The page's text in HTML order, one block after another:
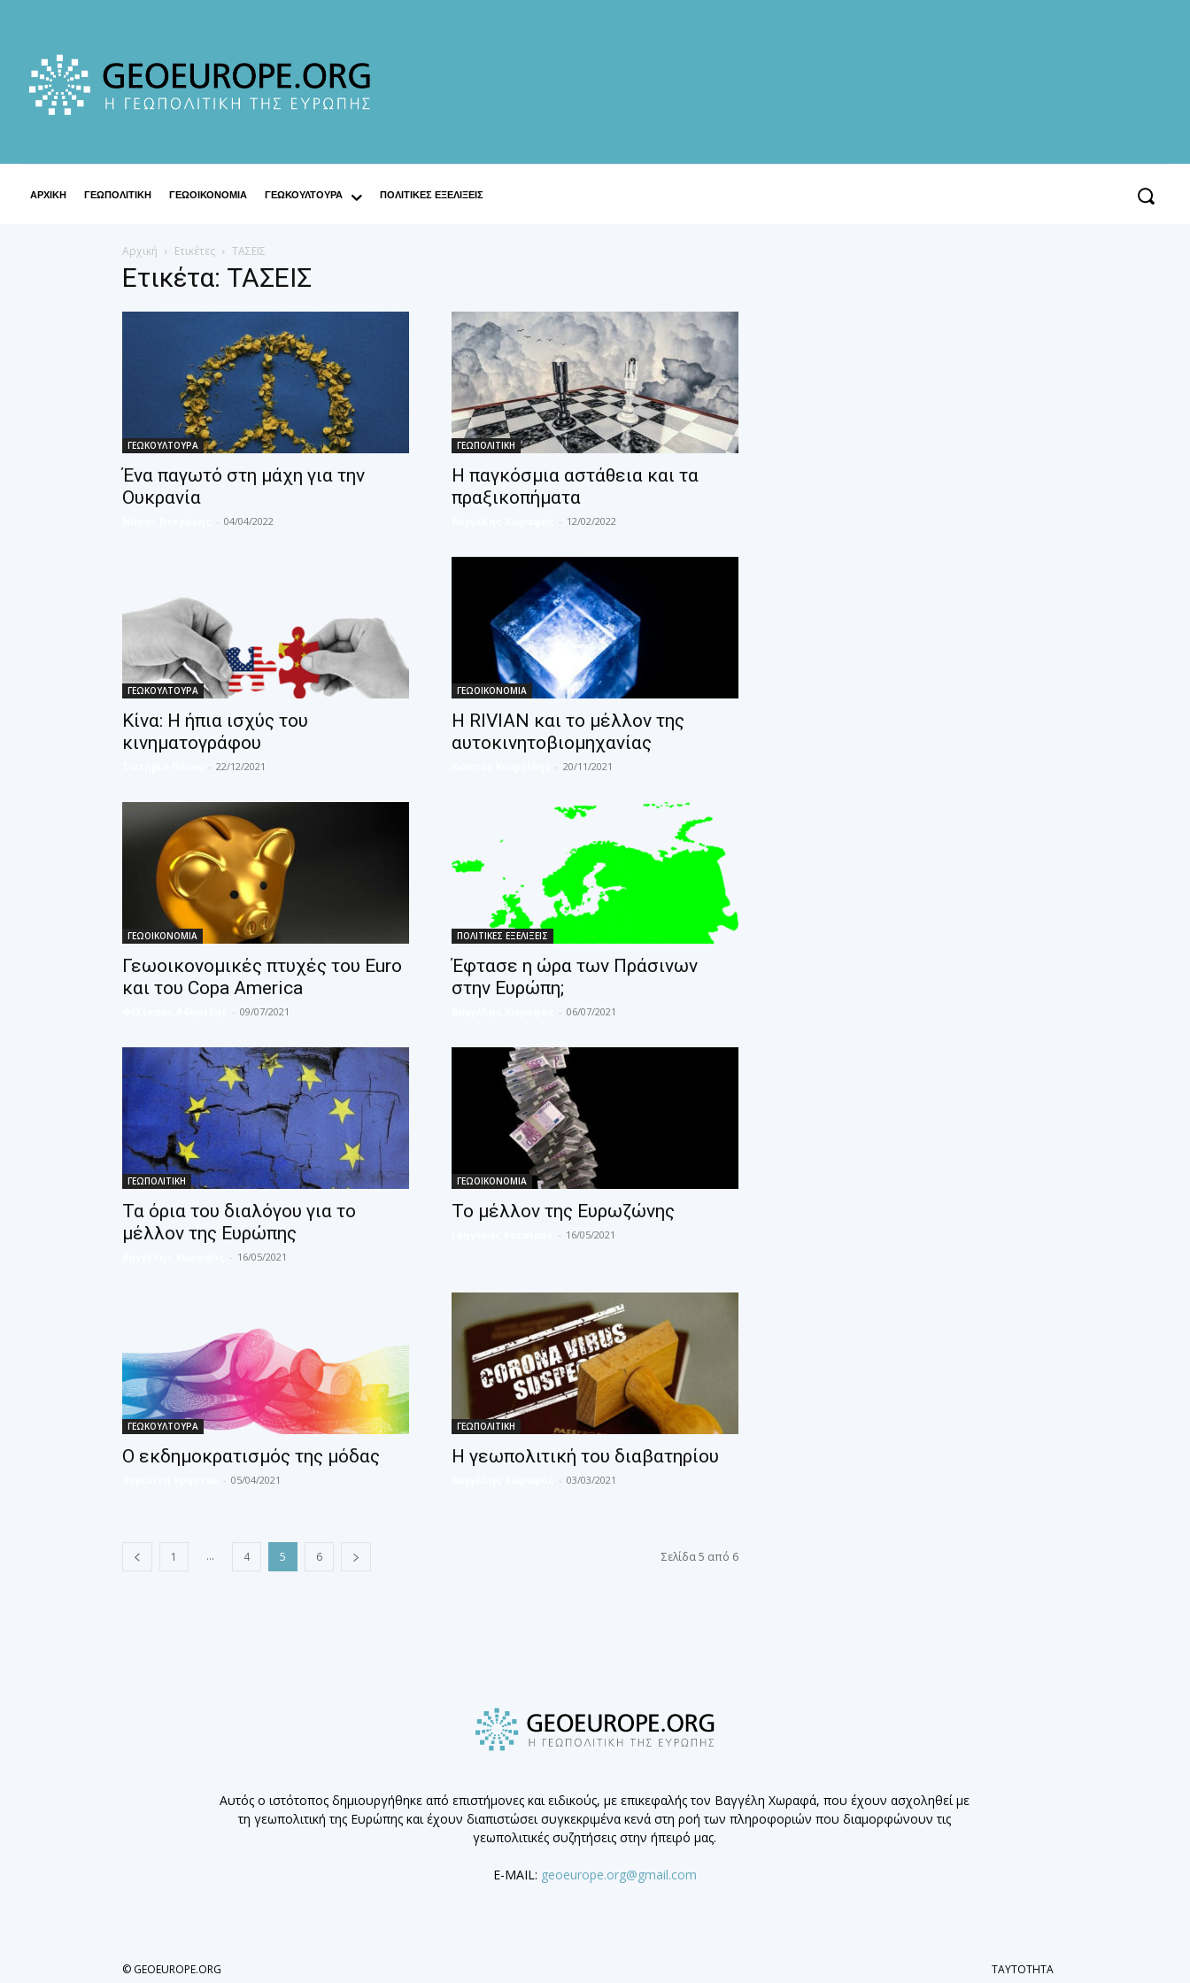
ΑΡΧΙΚΗ ΓΕΩΠΟΛΙΤΙΚΗ ΓΕΩΟΙΚΟΝΟΜΙΑ ΓΕΩΚΟΥΛΤΟΥΡΑ ΠΟΛΙΤΙΚΕΣ ΕΞΕΛΙΞΕΙΣ
Αρχική Ετικέτες ΤΑΣΕΙΣ
Ετικέτα: ΤΑΣΕΙΣ
ΓΕΩΚΟΥΛΤΟΥΡΑ
Ένα παγωτό στη μάχη για την
Ουκρανία
- 04/04/2022
ΓΕΩΠΟΛΙΤΙΚΗ
H παγκόσμια αστάθεια και τα
πραξικοπήματα
- 12/02/2022
ΓΕΩΚΟΥΛΤΟΥΡΑ
Κίνα: Η ήπια ισχύς του
κινηματογράφου
- 22/12/2021
ΓΕΩΟΙΚΟΝΟΜΙΑ
Η RIVIAN και το μέλλον της
αυτοκινητοβιομηχανίας
- 20/11/2021
ΓΕΩΟΙΚΟΝΟΜΙΑ
Γεωοικονομικές πτυχές του Euro
και του Copa America
- 09/07/2021
ΠΟΛΙΤΙΚΕΣ ΕΞΕΛΙΞΕΙΣ
Έφτασε η ώρα των Πράσινων
στην Ευρώπη;
- 06/07/2021
ΓΕΩΠΟΛΙΤΙΚΗ
Τα όρια του διαλόγου για το
μέλλον της Ευρώπης
- 16/05/2021
ΓΕΩΟΙΚΟΝΟΜΙΑ
Το μέλλον της Ευρωζώνης
- 16/05/2021
ΓΕΩΚΟΥΛΤΟΥΡΑ
Ο εκδημοκρατισμός της μόδας
- 05/04/2021
ΓΕΩΠΟΛΙΤΙΚΗ
Η γεωπολιτική του διαβατηρίου
- 03/03/2021
1 ... 4 5 6 Σελίδα 5 από 6
Αυτός ο ιστότοπος δημιουργήθηκε από επιστήμονες και ειδικούς, με επικεφαλής τον Βαγγέλη Χωραφά, που έχουν ασχοληθεί με
τη γεωπολιτική της Ευρώπης και έχουν διαπιστώσει συγκεκριμένα κενά στη ροή των πληροφοριών που διαμορφώνουν τις
γεωπολιτικές συζητήσεις στην ήπειρό μας.
E-MAIL: geoeurope.org@gmail.com
ΤΑΥΤΟΤΗΤΑ
© GEOEUROPE.ORG